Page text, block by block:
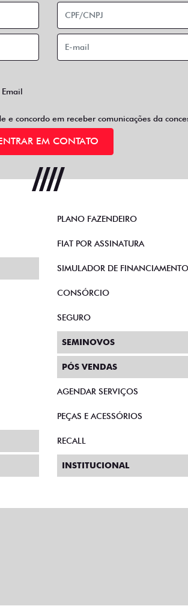
Email
e concordo em receber comunicações da
EM CONTATO
PLANO FAZENDEIRO
FIAT POR ASSINATURA
SIMULADOR DE FINANCIAMENTO
CONSÓRCIO
SEGURO
SEMINOVOS
PÓS VENDAS
AGENDAR SERVIÇOS
PEÇAS E ACESSÓRIOS
RECALL
INSTITUCIONAL